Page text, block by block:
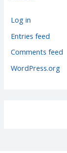
r
i
Log in
Entries feed
Comments feed
WordPress.org